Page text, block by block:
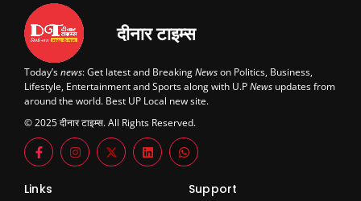
दीनार टाइम्स
Today’snews: Get latest and BreakingNewson Politics, Business,
Lifestyle, Entertainment and Sports along with U.PNews updates from
around the world. Best UP Local new site.
© 2025 दीनार टाइम्स. All Rights Reserved.
Links Support